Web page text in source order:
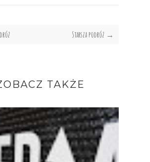
Starsza podróż →
TAKŻE